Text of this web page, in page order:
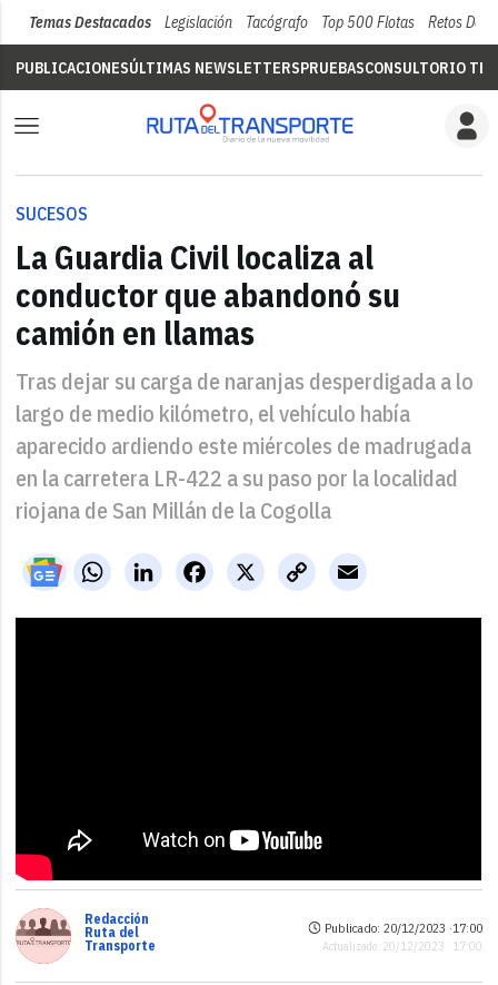
Temas Destacados Legislación Tacógrafo Top 500 Flotas Retos Del
PUBLICACIONESÚLTIMAS NEWSLETTERSPRUEBASCONSULTORIO
SUCESOS
La Guardia Civil localiza al
conductor que abandonó su
camión en llamas
Tras dejar su carga de naranjas desperdigada a lo
largo de medio kilómetro, el vehículo había
aparecido ardiendo este miércoles de madrugada
en la carretera LR-422 a su paso por la localidad
riojana de San Millán de la Cogolla
WhatsAppLinkedIn X
Facebook
Copy
Link
Email
Redacción
Ruta del
Transporte
Publicado: 20/12/2023 ·17:00
Actualizado: 20/12/2023 · 17:00